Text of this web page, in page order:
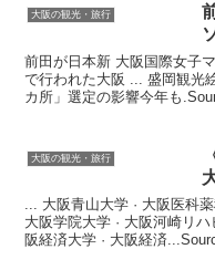
大阪の観光・旅行
前田が日本新 大阪国際女子
で行われた大阪 ... 盛岡観光
カ所」選定の影響今年も
大阪の観光・旅行
... 大阪青山大学 · 大阪医科
大阪学院大学 · 大阪河崎リ
阪経済大学 · 大阪経済